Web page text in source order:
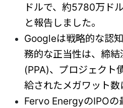
ドルで、約5780万ド
と報告しました。
Googleは戦略的な認
務的な正当性は、締
(PPA)、プロジェクト
給されたメガワット数
Fervo EnergyのIPOの